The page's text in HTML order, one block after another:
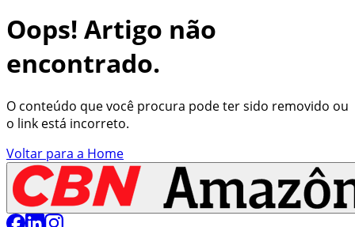
Oops! Artigo não
encontrado.
O conteúdo que você procura pode ter sido removido ou
o link está incorreto.
Voltar para a Home